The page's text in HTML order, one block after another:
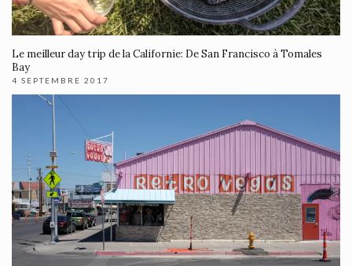
Le meilleur day trip de la Californie: De San Francisco à Tomales
Bay
4 SEPTEMBRE 2017